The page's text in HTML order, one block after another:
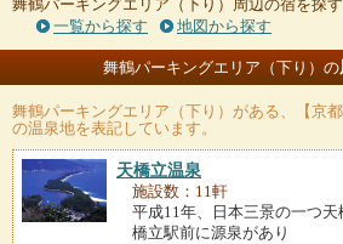
舞鶴パーキングエリア（下り）周辺の宿を探す
一覧から探す
地図から探す
舞鶴パーキングエリア（下り）の
舞鶴パーキングエリア（下り） がある、【京
の温泉地を表記しています。
天橋立温泉
施設数：11軒
平成11年、日本三景の一つ
橋立駅前に源泉があり